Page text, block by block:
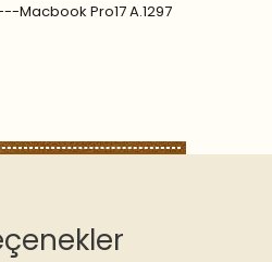
Macbook Pro17 A.1297